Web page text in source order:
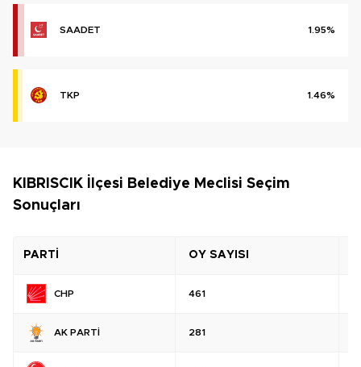
SAADET 1.95%
TKP 1.46%
KIBRISCIK İlçesi Belediye Meclisi Seçim
Sonuçları
PARTİ OY SAYISI
CHP 461
AK PARTİ 281